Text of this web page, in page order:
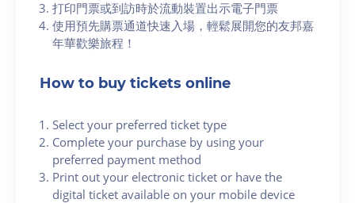
打印門票或到訪時於流動裝置出示電子門票
使用預先購票通道快速入場，輕鬆展開您的友邦嘉
年華歡樂旅程！
How to buy tickets online
Select your preferred ticket type
Complete your purchase by using your
preferred payment method
Print out your electronic ticket or have the
digital ticket available on your mobile device